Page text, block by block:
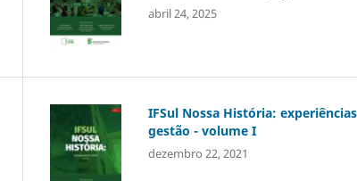
abril 24, 2025
IFSul Nossa História:
gestão - volume I
dezembro 22, 2021